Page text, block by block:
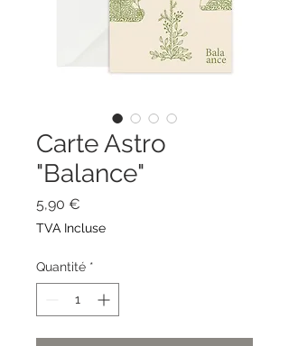
Carte Astro
"Balance"
5,90 €
TVA Incluse
Quantité *